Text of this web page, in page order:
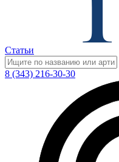
Статьи
8 (343) 216-30-30